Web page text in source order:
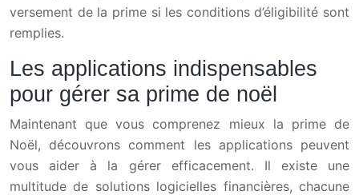
versement de la prime si les conditions d’éligibilité sont
remplies.
Les applications indispensables
pour gérer sa prime de noël
Maintenant que vous comprenez mieux la prime de
Noël, découvrons comment les applications peuvent
vous aider à la gérer efficacement. Il existe une
multitude de solutions logicielles financières, chacune